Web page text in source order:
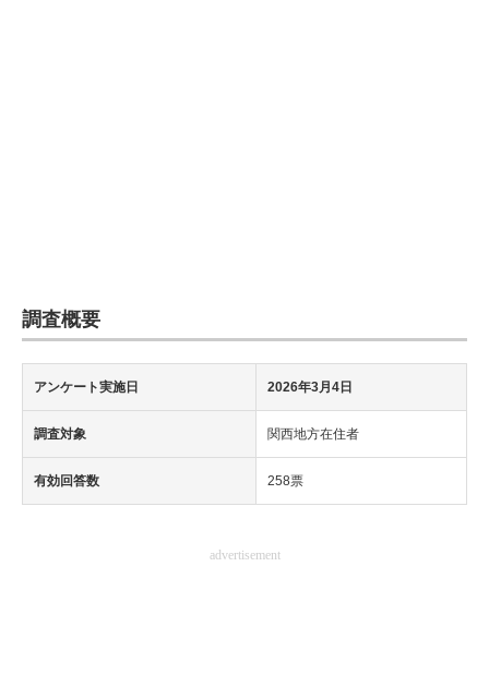
調査概要
アンケート実施日 2026年3月4日
調査対象 関西地方在住者
有効回答数 258票
advertisement